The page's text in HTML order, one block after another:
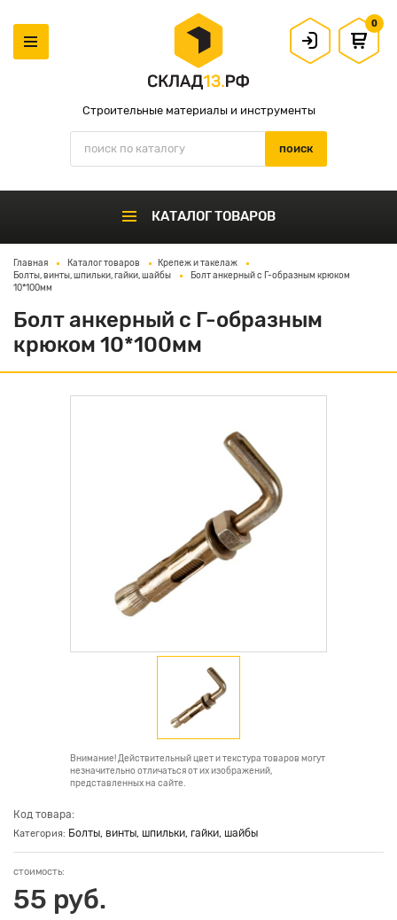
Строительные материалы и инструменты
0
КАТАЛОГ ТОВАРОВ
Главная Каталог товаров
Крепеж и такелаж
Болты, винты, шпильки, гайки, шайбы
Болт анкерный с Г-образным крюком
10*100мм
Болт анкерный с Г-образным
крюком 10*100мм
Внимание! Действительный цвет и текстура товаров могут
незначительно отличаться от их изображений,
представленных на сайте.
Код товара:
Категория: Болты, винты, шпильки, гайки, шайбы
стоимость:
55 руб.